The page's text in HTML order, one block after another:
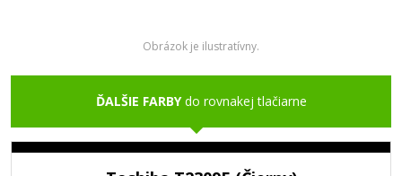
Obrázok je ilustratívny.
ĎALŠIE FARBYdo rovnakej tlačiarne